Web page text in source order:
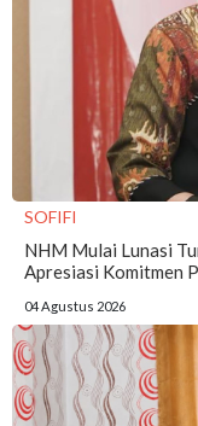
SOFIFI
NHM Mulai Lunasi
Apresiasi Komitmen
04 Agustus 2026